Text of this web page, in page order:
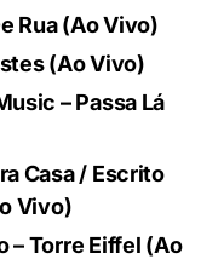
Rua (Ao Vivo)
(Ao Vivo)
– Passa Lá
Casa / Escrito
Vivo)
– Torre Eiffel (Ao